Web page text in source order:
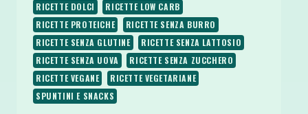
RICETTE DOLCI
RICETTE LOW CARB
RICETTE PROTEICHE
RICETTE SENZA BURRO
RICETTE SENZA GLUTINE
RICETTE SENZA LATTOSIO
RICETTE SENZA UOVA
RICETTE SENZA ZUCCHERO
RICETTE VEGANE
RICETTE VEGETARIANE
SPUNTINI E SNACKS